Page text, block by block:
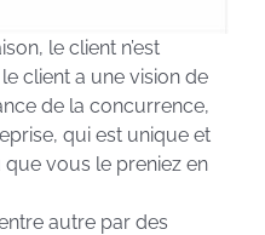
le client n’est
client a une vision de
de la concurrence,
qui est unique et
vous le preniez en
autre par des